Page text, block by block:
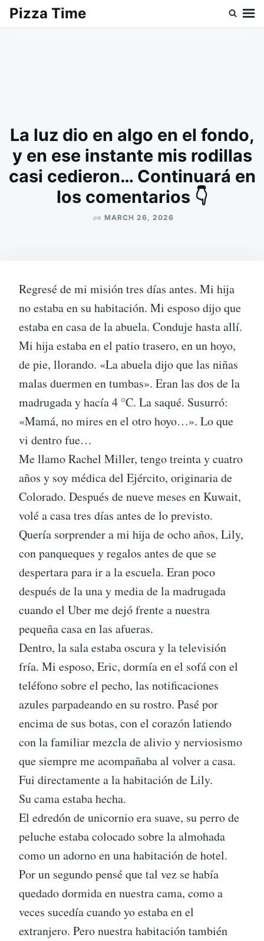
SkipSearch
Pizza Time
La luz dio en algo en el fondo,
y en ese instante mis rodillas
casi cedieron… Continuará en
los comentarios 👇
on MARCH 26, 2026
Regresé de mi misión tres días antes. Mi hija
no estaba en su habitación. Mi esposo dijo que
estaba en casa de la abuela. Conduje hasta allí.
Mi hija estaba en el patio trasero, en un hoyo,
de pie, llorando. «La abuela dijo que las niñas
malas duermen en tumbas». Eran las dos de la
madrugada y hacía 4 °C. La saqué. Susurró:
«Mamá, no mires en el otro hoyo…». Lo que
vi dentro fue…
Me llamo Rachel Miller, tengo treinta y cuatro
años y soy médica del Ejército, originaria de
Colorado. Después de nueve meses en Kuwait,
volé a casa tres días antes de lo previsto.
Quería sorprender a mi hija de ocho años, Lily,
con panqueques y regalos antes de que se
despertara para ir a la escuela. Eran poco
después de la una y media de la madrugada
cuando el Uber me dejó frente a nuestra
pequeña casa en las afueras.
Dentro, la sala estaba oscura y la televisión
fría. Mi esposo, Eric, dormía en el sofá con el
teléfono sobre el pecho, las notificaciones
azules parpadeando en su rostro. Pasé por
encima de sus botas, con el corazón latiendo
con la familiar mezcla de alivio y nerviosismo
que siempre me acompañaba al volver a casa.
Fui directamente a la habitación de Lily.
Su cama estaba hecha.
El edredón de unicornio era suave, su perro de
peluche estaba colocado sobre la almohada
como un adorno en una habitación de hotel.
Por un segundo pensé que tal vez se había
quedado dormida en nuestra cama, como a
veces sucedía cuando yo estaba en el
extranjero. Pero nuestra habitación también